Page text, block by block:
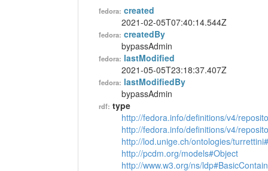
fedora: created
2021-02-05T07:40:14.544Z
fedora: createdBy
bypassAdmin
fedora: lastModified
2021-05-05T23:18:37.407Z
fedora: lastModifiedBy
bypassAdmin
rdf: type
http://fedora.info/definitions/v4/
http://fedora.info/definitions/v4/
http://lod.unige.ch/ontologies/
http://pcdm.org/models#Object
http://www.w3.org/ns/